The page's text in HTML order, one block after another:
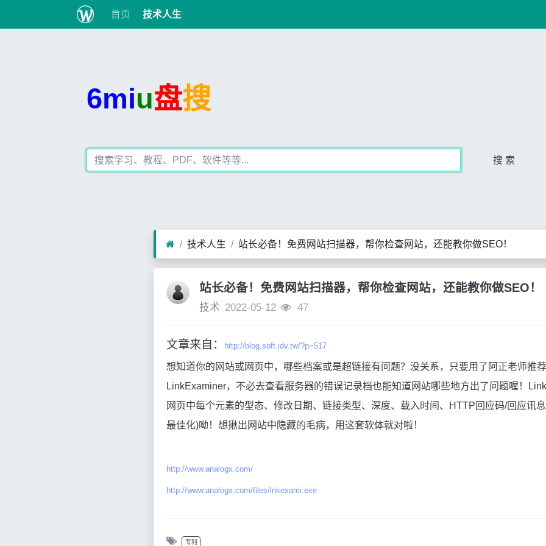
首页 技术人生
6miu盘搜
搜 索
技术人生 站长必备！免费网站扫描器，帮你检查网站，还能教你做SEO！
站长必备！免费网站扫描器，帮你检查网站，还能教你做SEO！
技术 2022-05-12 47
文章来自： http://blog.soft.idv.tw/?p=517
想知道你的网站或网页中，哪些档案或是超链接有问题？没关系，只要用了阿正老师推
LinkExaminer，不必去查看服务器的错误记录档也能知道网站哪些地方出了问题喔！
网页中每个元素的型态、修改日期、链接类型、深度、载入时间、HTTP回应码/回应讯
最佳化)呦！想揪出网站中隐藏的毛病，用这套软体就对啦！
http://www.analogx.com/
http://www.analogx.com/files/lnkexami.exe
专利